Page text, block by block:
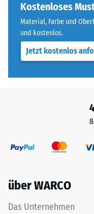
Kostenloses
Material, Farbe und
und kostenlos.
Jetzt kostenlos
über WARCO
Das Unternehmen